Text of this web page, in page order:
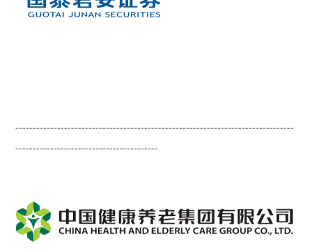
--------------------------------------------------------------------------------
-----------------------------------------